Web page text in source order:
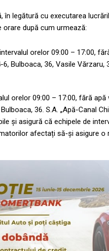
legătură cu executarea
orare după cum urmează:
orelor 09:00 – 17:00,
Bulboaca, 36, Vasile Vărzaru,
orelor 09:00 – 17:00, fără
36. S.A. „Apă-Canal
și asigură că echipele de
afectați să-și asigure o